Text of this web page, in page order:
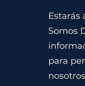
Somos
para